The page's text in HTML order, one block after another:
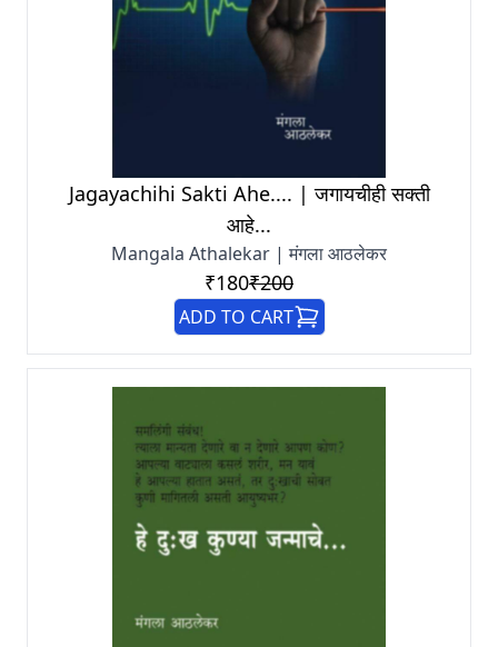
Jagayachihi Sakti Ahe.... | जगायचीही सक्ती
आहे...
Mangala Athalekar | मंगला आठलेकर
₹180₹200
ADD TO CART